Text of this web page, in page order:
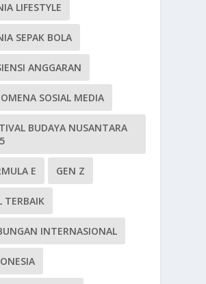
LIFESTYLE
SEPAK BOLA
ANGGARAN
SOSIAL MEDIA
BUDAYA NUSANTARA
E GEN Z
TERBAIK
INTERNASIONAL